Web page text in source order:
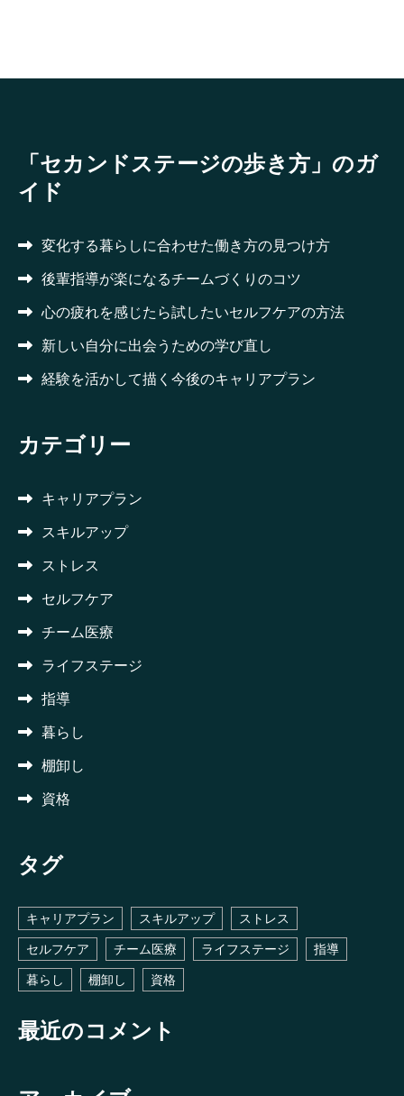
「セカンドステージの歩き方」のガ
イド
変化する暮らしに合わせた働き方の見つけ方
後輩指導が楽になるチームづくりのコツ
心の疲れを感じたら試したいセルフケアの方法
新しい自分に出会うための学び直し
経験を活かして描く今後のキャリアプラン
カテゴリー
キャリアプラン
スキルアップ
ストレス
セルフケア
チーム医療
ライフステージ
指導
暮らし
棚卸し
資格
タグ
キャリアプラン スキルアップ
ストレス
セルフケア
チーム医療 ライフステージ
指導
暮らし
棚卸し 資格
最近のコメント